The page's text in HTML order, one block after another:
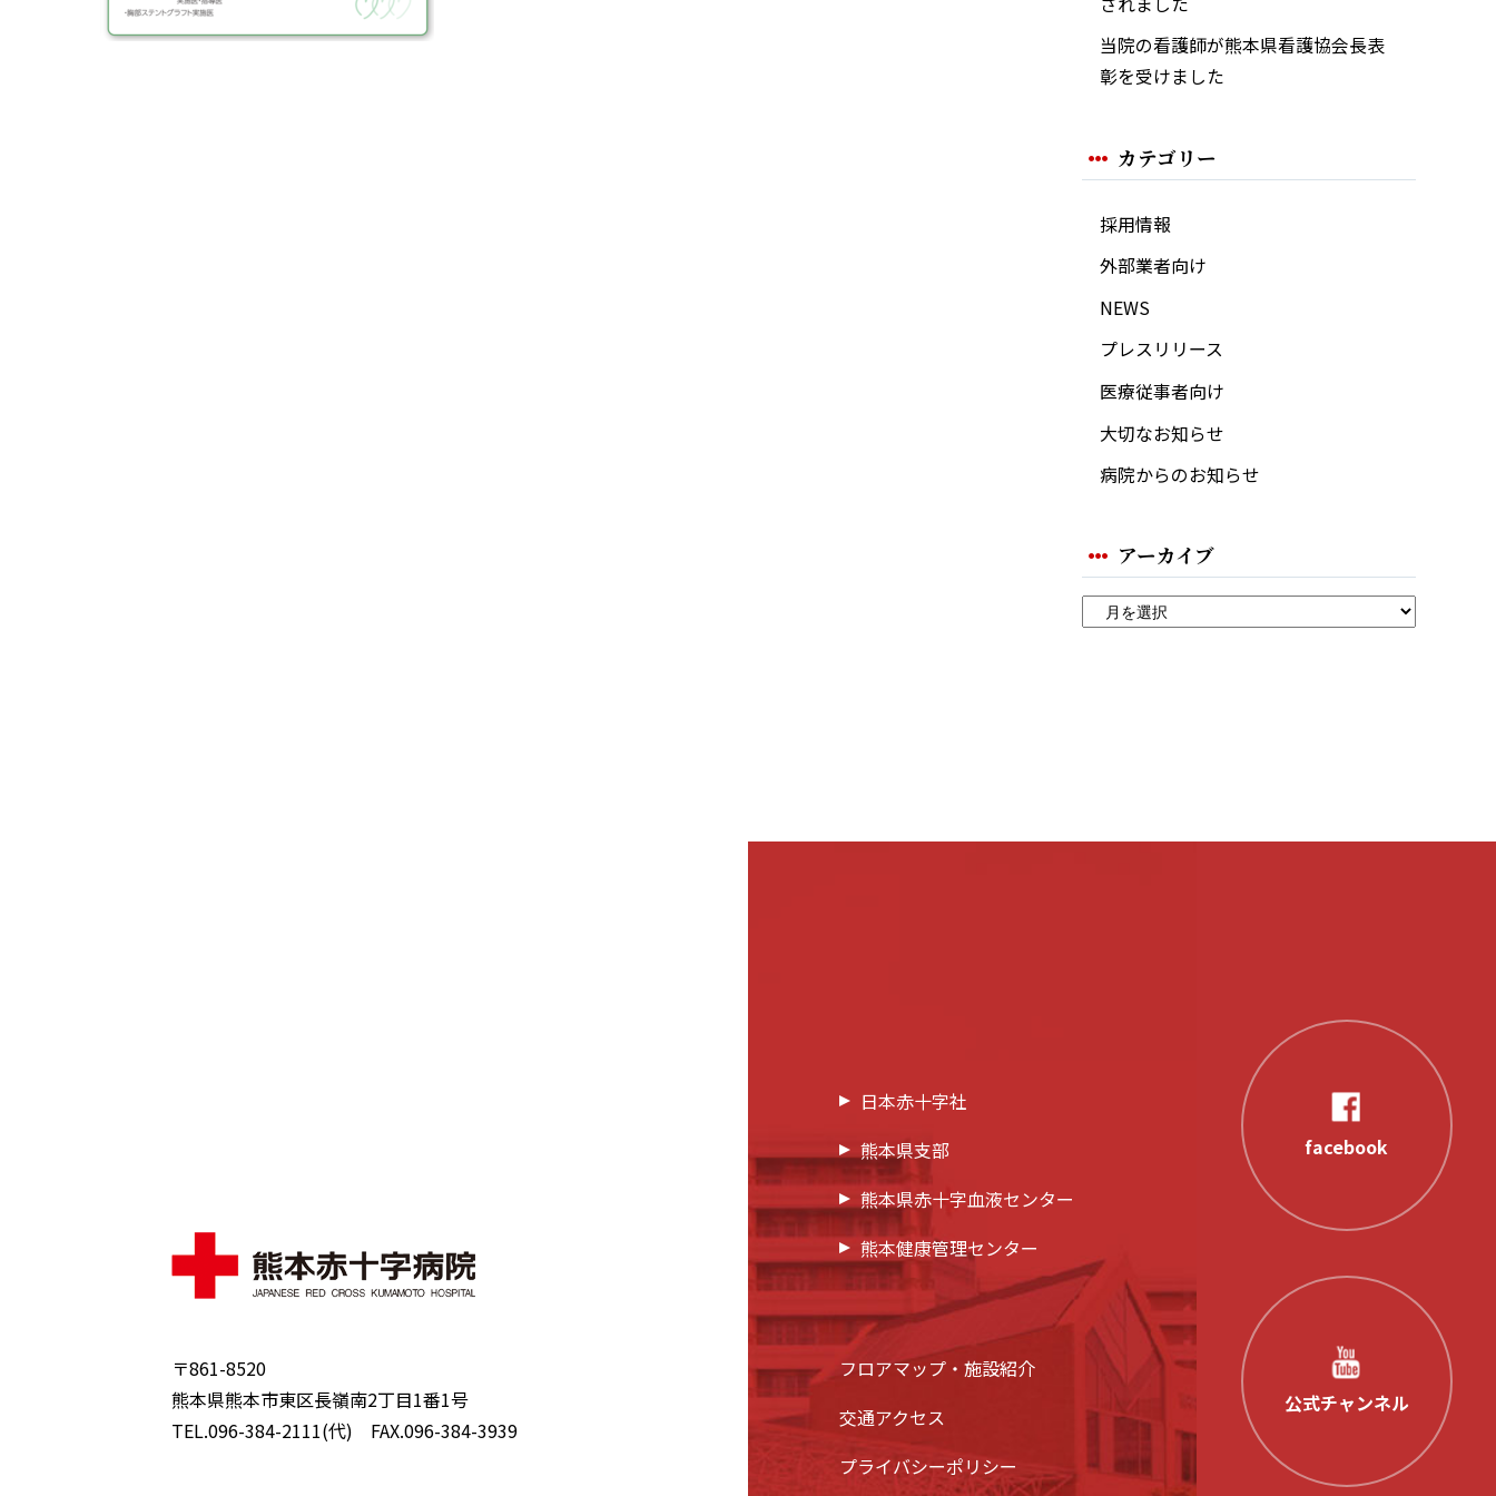
当院の看護師が熊本県看護協会長表
彰を受けました
カテゴリー
採用情報
外部業者向け
NEWS
プレスリリース
医療従事者向け
大切なお知らせ
病院からのお知らせ
アーカイブ
〒861-8520
熊本県熊本市東区長嶺南2丁目1番1号
TEL.096-384-2111(代) FAX.096-384-3939
日本赤十字社
熊本県支部
熊本県赤十字血液センター
熊本健康管理センター
フロアマップ・施設紹介
交通アクセス
プライバシーポリシー
facebook
公式チャンネル